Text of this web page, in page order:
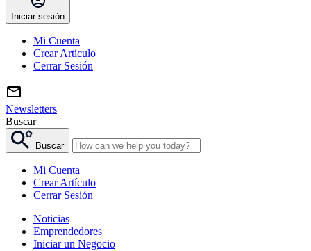
Iniciar sesión
Mi Cuenta
Crear Artículo
Cerrar Sesión
Newsletters
Buscar
Buscar
Mi Cuenta
Crear Artículo
Cerrar Sesión
Noticias
Emprendedores
Iniciar un Negocio